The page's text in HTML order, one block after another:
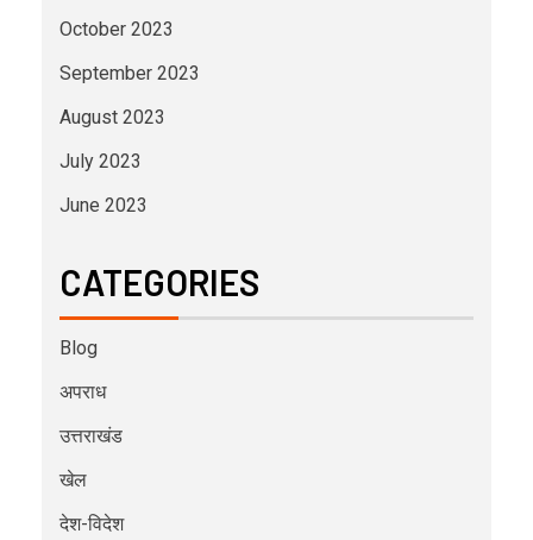
October 2023
September 2023
August 2023
July 2023
June 2023
CATEGORIES
Blog
अपराध
उत्तराखंड
खेल
देश-विदेश